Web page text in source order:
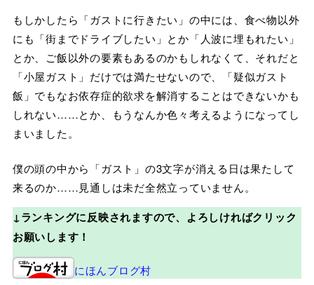
もしかしたら「ガストに行きたい」の中には、食べ物以外
にも「街までドライブしたい」とか「人波に埋もれたい」
とか、ご飯以外の要素もあるのかもしれなくて、それだと
「小屋ガスト」だけでは満たせないので、「疑似ガスト
飯」でもなお依存症的欲求を解消することはできないかも
しれない……とか、もうなんか色々考えるようになってし
まいました。
僕の頭の中から「ガスト」の3文字が消える日は果たして
来るのか……見通しは未だ全然立っていません。
↓ランキングに反映されますので、よろしければクリック
お願いします！
にほんブログ村